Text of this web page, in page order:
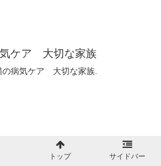
ケア 大切な家族
病気ケア 大切な家族.
トップ サイドバー